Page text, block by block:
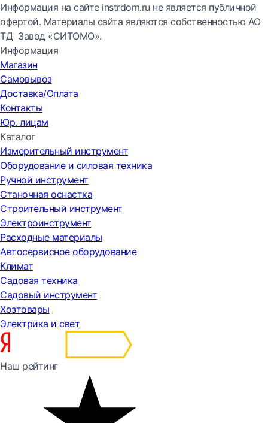
Информация на сайте instrdom.ru не является публичной
офертой. Материалы сайта являются собственностью АО
ТД Завод «СИТОМО».
Информация
Магазин
Самовывоз
Доставка/Оплата
Контакты
Юр. лицам
Каталог
Измерительный инструмент
Оборудование и силовая техника
Ручной инструмент
Станочная оснастка
Строительный инструмент
Электроинструмент
Расходные материалы
Автосервисное оборудование
Климат
Садовая техника
Садовый инструмент
Хозтовары
Электрика и свет
Наш рейтинг